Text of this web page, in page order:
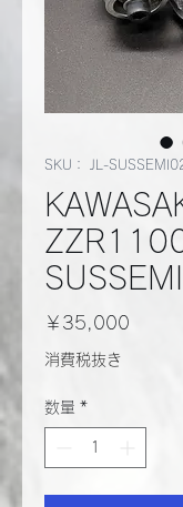
SKU： JL-
￥35,000
消費税抜き
数量 *